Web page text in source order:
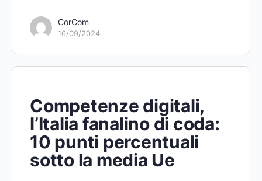
CorCom
16/09/2024
Competenze digitali,
l’Italia fanalino di coda:
10 punti percentuali
sotto la media Ue